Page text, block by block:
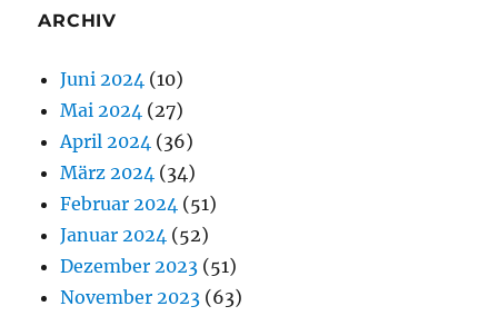
ARCHIV
Juni 2024 (10)
Mai 2024 (27)
April 2024 (36)
März 2024 (34)
Februar 2024 (51)
Januar 2024 (52)
Dezember 2023 (51)
November 2023 (63)